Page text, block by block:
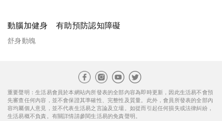
動腦加健身 有助預防認知障礙
舒身動魄
重要聲明：生活易會員於本網站內所發表的全部內容為即時更新，因此生活易不會預
先審查任何內容，並不會保證其準確性、完整性及質量。此外，會員所發表的全部內
容均屬個人意見，並不代表生活易之言論及立場。如從而引起任何損失或法律糾紛，
生活易概不負責。有關詳情請參閱生活易的免責聲明。